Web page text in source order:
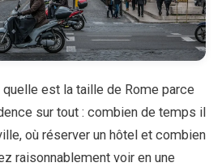
est la taille de Rome parce
sur tout : combien de temps il
où réserver un hôtel et combien
raisonnablement voir en une